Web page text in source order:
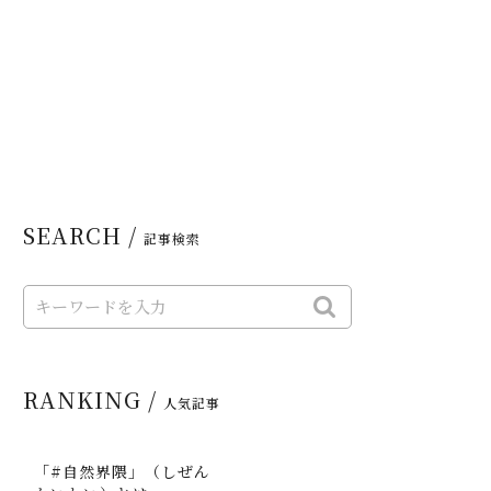
SEARCH / 記事検索
RANKING / 人気記事
「#自然界隈」（しぜん